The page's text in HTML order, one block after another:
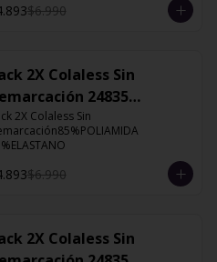
$6.990
2X Colaless Sin
24835
2X Colaless Sin
$6.990
2X Colaless Sin